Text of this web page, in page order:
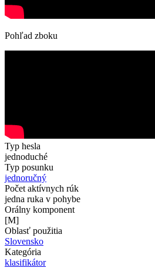
Pohľad zboku
Typ hesla
jednoduché
Typ posunku
jednoručný
Počet aktívnych rúk
jedna ruka v pohybe
Orálny komponent
[M]
Oblasť použitia
Slovensko
Kategória
klasifikátor